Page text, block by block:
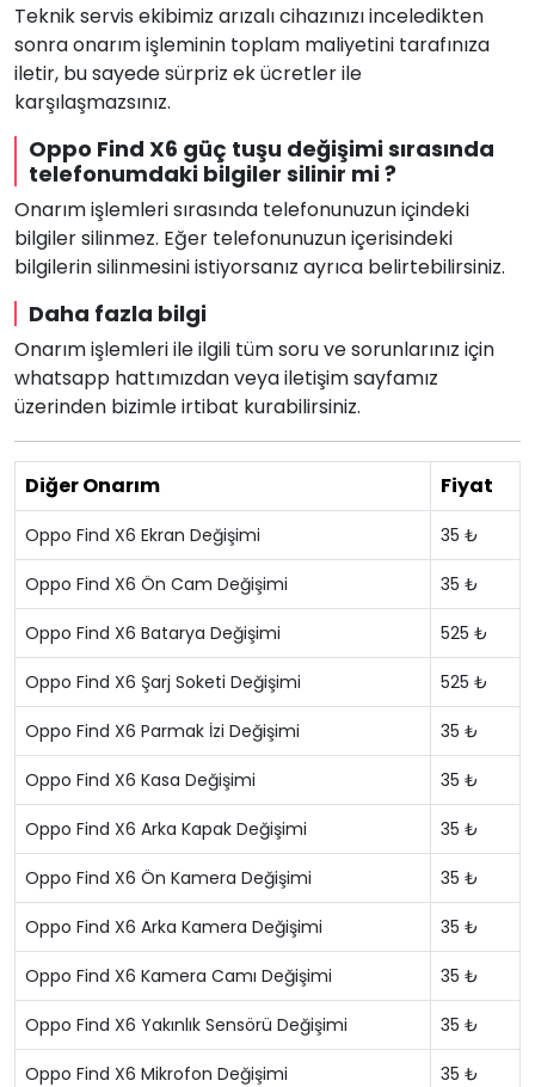
Teknik servis ekibimiz arızalı cihazınızı inceledikten
sonra onarım işleminin toplam maliyetini tarafınıza
iletir, bu sayede sürpriz ek ücretler ile
karşılaşmazsınız.
Oppo Find X6 güç tuşu değişimi sırasında
telefonumdaki bilgiler silinir mi ?
Onarım işlemleri sırasında telefonunuzun içindeki
bilgiler silinmez. Eğer telefonunuzun içerisindeki
bilgilerin silinmesini istiyorsanız ayrıca belirtebilirsiniz.
Daha fazla bilgi
Onarım işlemleri ile ilgili tüm soru ve sorunlarınız için
whatsapp hattımızdan veya iletişim sayfamız
üzerinden bizimle irtibat kurabilirsiniz.
Diğer Onarım Fiyat
Oppo Find X6 Ekran Değişimi 35 ₺
Oppo Find X6 Ön Cam Değişimi 35 ₺
Oppo Find X6 Batarya Değişimi 525 ₺
Oppo Find X6 Şarj Soketi Değişimi 525 ₺
Oppo Find X6 Parmak İzi Değişimi 35 ₺
Oppo Find X6 Kasa Değişimi 35 ₺
Oppo Find X6 Arka Kapak Değişimi 35 ₺
Oppo Find X6 Ön Kamera Değişimi 35 ₺
Oppo Find X6 Arka Kamera Değişimi 35 ₺
Oppo Find X6 Kamera Camı Değişimi 35 ₺
Oppo Find X6 Yakınlık Sensörü Değişimi 35 ₺
Oppo Find X6 Mikrofon Değişimi 35 ₺